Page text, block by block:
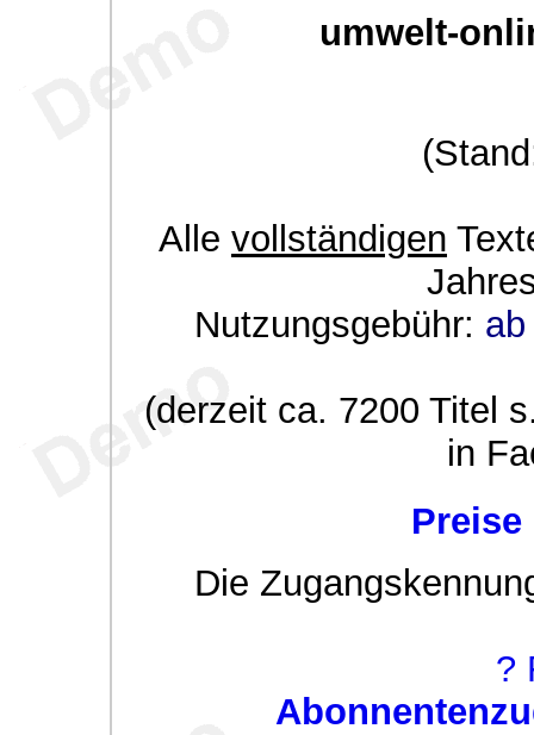
umwelt-
Alle vollständigen
Nutzungsgebühr:
(derzeit ca. 7200 Titel
in
Die
?